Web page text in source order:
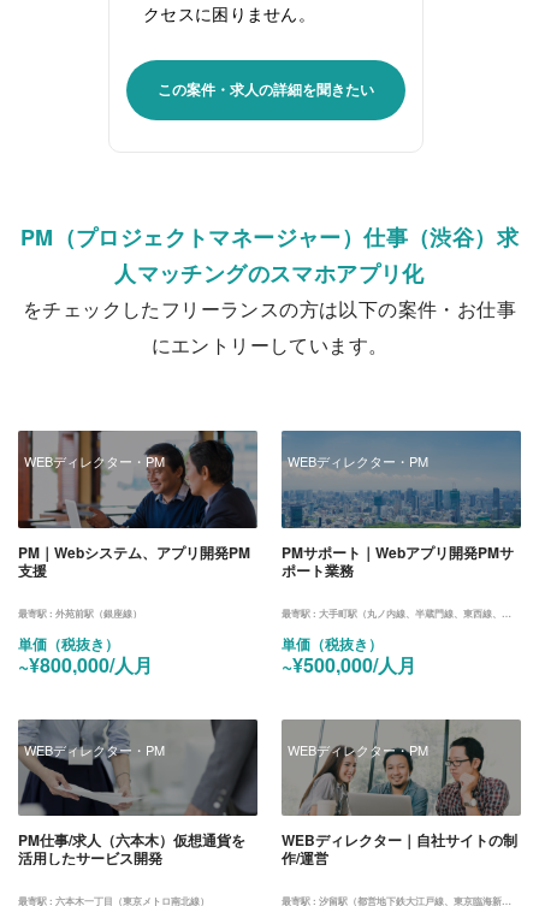
クセスに困りません。
この案件・求人の詳細を聞きたい
PM（プロジェクトマネージャー）仕事（渋谷）求
人マッチングのスマホアプリ化
をチェックしたフリーランスの方は以下の案件・お仕事
にエントリーしています。
WEBディレクター・PM
PM｜Webシステム、アプリ開発PM
支援
最寄駅 : 外苑前駅（銀座線）
単価（税抜き）
~¥800,000/人月
WEBディレクター・PM
PMサポート｜Webアプリ開発PMサ
ポート業務
最寄駅 :大手町駅（丸ノ内線、半蔵門線、東西線、都営三田線、メトロ千代田線）、神田駅（京浜東北線、山手線、中央線、銀座線）
単価（税抜き）
~¥500,000/人月
WEBディレクター・PM
PM仕事/求人（六本木）仮想通貨を
活用したサービス開発
最寄駅 : 六本木一丁目（東京メトロ南北線）
WEBディレクター・PM
WEBディレクター｜自社サイトの制
作/運営
最寄駅 :汐留駅（都営地下鉄大江戸線、東京臨海新交通臨海線）